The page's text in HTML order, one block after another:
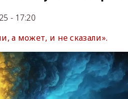
- 17:20
а может, и не сказали».